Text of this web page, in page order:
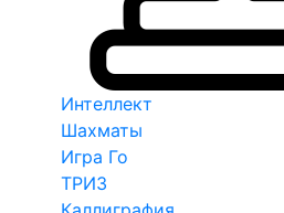
Интеллект
Шахматы
Игра Го
ТРИЗ